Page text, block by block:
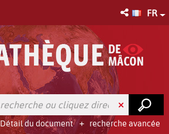
FR
recherche avancée
Détail du document